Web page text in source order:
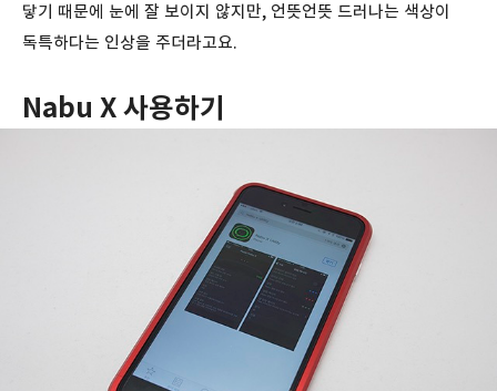
닿기 때문에 눈에 잘 보이지 않지만, 언뜻언뜻 드러나는 색상이
독특하다는 인상을 주더라고요.
Nabu X 사용하기